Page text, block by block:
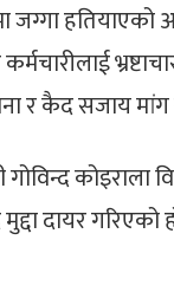
हतियाएको
र कैद सजाय मांग
कोइराला
दायर गरिएको